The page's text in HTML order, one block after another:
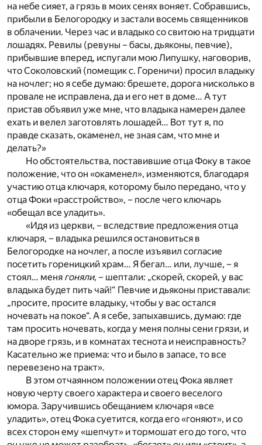
на небе сияет, а грязь в моих сенях воняет. Собравшись,
прибыли в Белогородку и застали восемь священников
в облачении. Через час и владыко со свитою на тридцати
лошадях. Ревилы (ревуны – басы, дьяконы, певчие),
прибывшие вперед, испугали мою Липушку, наговорив,
что Соколовский (помещик с. Гореничи) просил владыку
на ночлег; но я себе думаю: брешете, дорога нисколько в
провале не исправлена, да и его нет в доме… А тут
пристав объявил уже мне, что владыка намерен далее
ехать и велел заготовлять лошадей… Вот тут я, по
правде сказать, окаменел, не зная сам, что мне и
делать?»
Но обстоятельства, поставившие отца Фоку в такое
положение, что он «окаменел», изменяются, благодаря
участию отца ключаря, которому было передано, что у
отца Фоки «расстройство», – после чего ключарь
«обещал все уладить».
«Идя из церкви, – вследствие предложения отца
ключаря, – владыка решился остановиться в
Белогородке на ночлег, а после изъявил согласие
посетить гореницкий храм… Я бегал… или, лучше, – я
стоял… меня гоняли, – шептали: „скорей, скорей, у вас
владыка будет пить чай!“ Певчие и дьяконы приставали:
„просите, просите владыку, чтобы у вас остался
ночевать на покое“. А я себе, запыхавшись, думаю: где
там просить ночевать, когда у меня полны сени грязи, и
на дворе грязь, и в комнатах теснота и неисправность?
Касательно же приема: что и было в запасе, то все
перевезено на тракт».
В этом отчаянном положении отец Фока являет
новую черту своего характера и своего веселого
юмора. Заручившись обещанием ключаря «все
уладить», отец Фока суетится, когда его «гоняют», и со
всех сторон ему «шепчут» и тормошат его до того, что